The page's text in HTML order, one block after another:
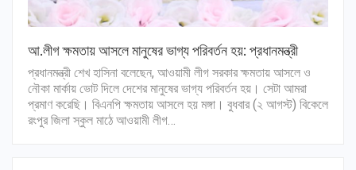
আ.লীগ ক্ষমতায় আসলে মানুষের ভাগ্য পরিবর্তন হয়: প্রধানমন্ত্রী
প্রধানমন্ত্রী শেখ হাসিনা বলেছেন, আওয়ামী লীগ সরকার ক্ষমতায় আসলে ও
নৌকা মার্কায় ভোট দিলে দেশের মানুষের ভাগ্য পরিবর্তন হয়। সেটা আমরা
প্রমাণ করেছি। বিএনপি ক্ষমতায় আসলে হয় মঙ্গা। বুধবার (২ আগস্ট) বিকেলে
রংপুর জিলা স্কুল মাঠে আওয়ামী লীগ…